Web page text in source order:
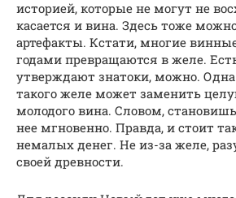
историей, которые не могут не
касается и вина. Здесь тоже
артефакты. Кстати, многие
годами превращаются в желе.
утверждают знатоки, можно.
такого желе может заменить
молодого вина. Словом,
нее мгновенно. Правда, и стоит
немалых денег. Не из-за желе,
своей древности.